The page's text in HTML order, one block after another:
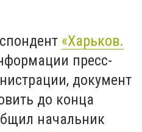
«Харьков.
пресс-
документ
до конца
начальник